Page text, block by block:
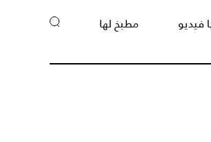
فيديو مطبخ لها